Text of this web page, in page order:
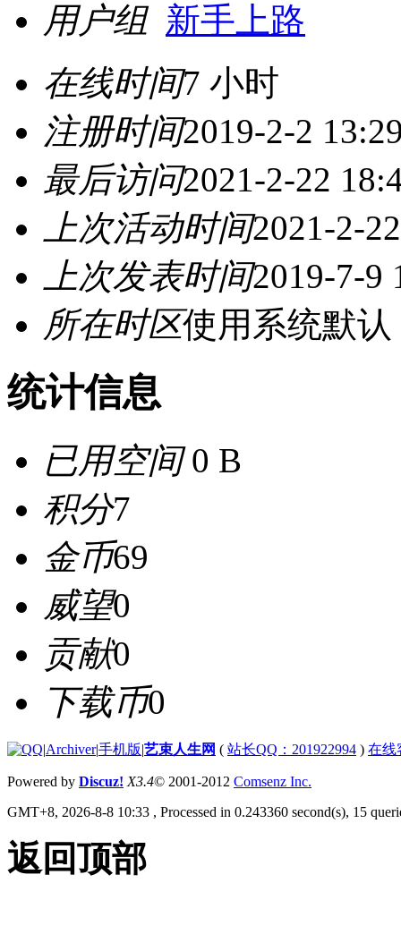
用户组 新手上路
在线时间7 小时
注册时间2019-2-2
最后访问2021-2-22
上次活动时间2021-2-
上次发表时间2019-7-9
所在时区使用系统默认
统计信息
已用空间0 B
积分7
金币69
威望0
贡献0
下载币0
|Archiver|手机版|艺束人生网 ( 站长QQ：201922994 ) 在线
Powered by Discuz! X3.4© 2001-2012 Comsenz Inc.
GMT+8, 2026-8-8 10:33 , Processed in 0.243360 second(s), 15
返回顶部